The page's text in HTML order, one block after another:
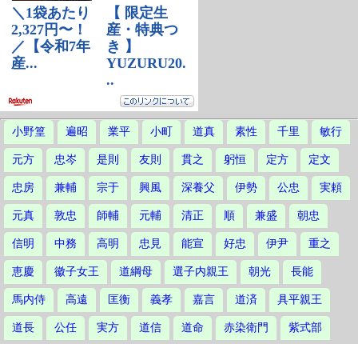
小野篁 遍昭 業平 小町 道真 素性 千里 敏行
元方 忠岑 是則 友則 貫之 躬恒 定方 定文
忠房 兼輔 宗于 興風 深養父 伊勢 公忠 実頼
元真 敦忠 師輔 元輔 清正 順 兼盛 朝忠
信明 中務 高明 忠見 能宣 好忠 伊尹 重之
恵慶 徽子女王 道綱母 選子内親王 朝光 長能
馬内侍 高遠 匡衡 義孝 嘉言 道済 具平親王
道長 公任 実方 道信 道命 赤染衛門 紫式部